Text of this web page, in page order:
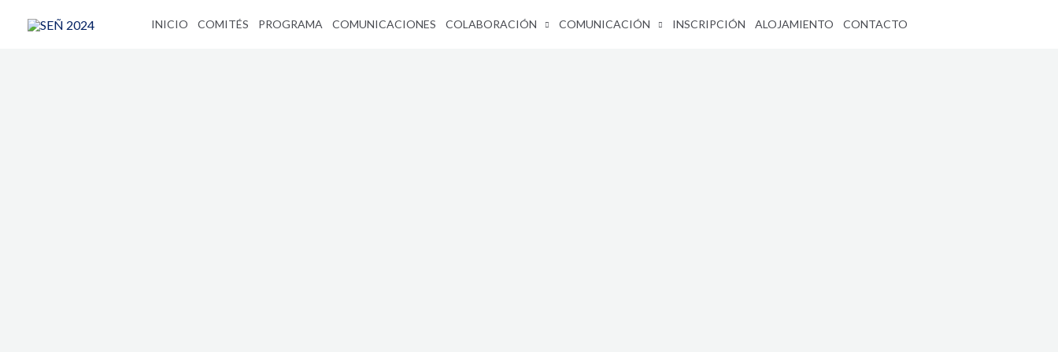
INICIO COMITÉS PROGRAMA COMUNICACIONES COLABORACIÓN COMUNICACIÓN INSCRIPCIÓN ALOJAMIENTO CONTACTO